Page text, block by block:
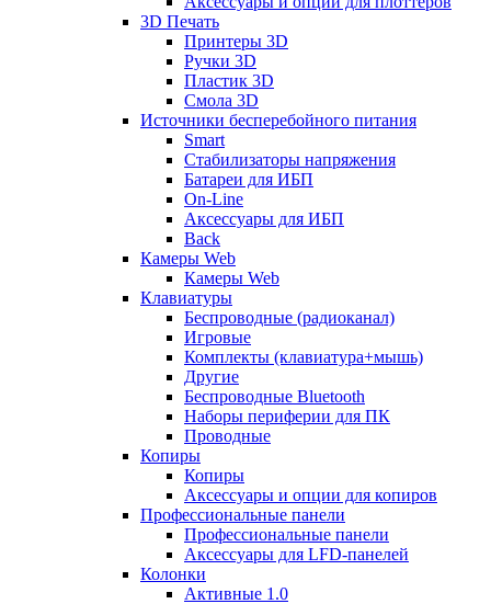
3D Печать
Принтеры 3D
Ручки 3D
Пластик 3D
Смола 3D
Источники бесперебойного питания
Smart
Стабилизаторы напряжения
Батареи для ИБП
On-Line
Аксессуары для ИБП
Back
Камеры Web
Камеры Web
Клавиатуры
Беспроводные (радиоканал)
Игровые
Комплекты (клавиатура+мышь)
Другие
Беспроводные Bluetooth
Наборы периферии для ПК
Проводные
Копиры
Копиры
Аксессуары и опции для копиров
Профессиональные панели
Профессиональные панели
Аксессуары для LFD-панелей
Колонки
Активные 1.0